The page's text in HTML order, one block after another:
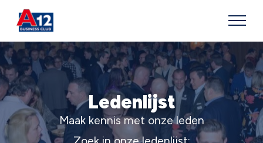
Ledenlijst
Maak kennis met onze leden